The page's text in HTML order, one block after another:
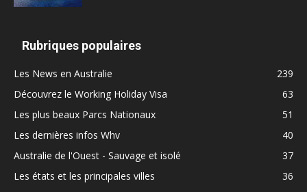
Rubriques populaires
Les News en Australie
239
Découvrez le Working Holiday Visa
63
Les plus beaux Parcs Nationaux
51
Les dernières infos Whv
40
Australie de l'Ouest - Sauvage et isolé
37
Les états et les principales villes
36